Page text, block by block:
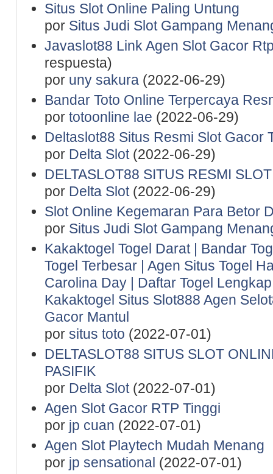
Situs Slot Online Paling Untung
por Situs Judi Slot Gampang
Javaslot88 Link Agen Slot Gacor
respuesta)
por uny sakura(2022-06-29)
Bandar Toto Online Terpercaya
por totoonline lae (2022-06-29)
Deltaslot88 Situs Resmi Slot Gacor
por Delta Slot(2022-06-29)
DELTASLOT88 SITUS RESMI
por Delta Slot(2022-06-29)
Slot Online Kegemaran Para Betor
por Situs Judi Slot Gampang
Kakaktogel Togel Darat | Bandar
Togel Terbesar | Agen Situs Togel
Carolina Day | Daftar Togel
Kakaktogel Situs Slot888 Agen
Gacor Mantul
por situs toto (2022-07-01)
DELTASLOT88 SITUS SLOT
PASIFIK
por Delta Slot(2022-07-01)
Agen Slot Gacor RTP Tinggi
por jp cuan (2022-07-01)
Agen Slot Playtech Mudah Menang
por jp sensational (2022-07-01)